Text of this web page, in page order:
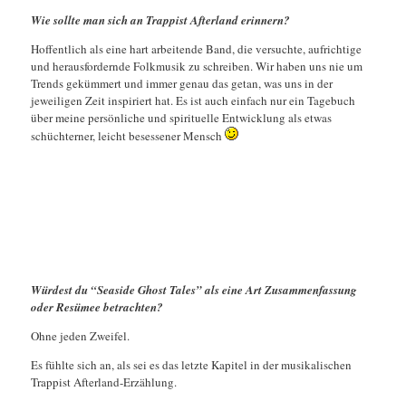
Wie sollte man sich an Trappist Afterland erinnern?
Hoffentlich als eine hart arbeitende Band, die versuchte, aufrichtige
und herausfordernde Folkmusik zu schreiben. Wir haben uns nie um
Trends gekümmert und immer genau das getan, was uns in der
jeweiligen Zeit inspiriert hat. Es ist auch einfach nur ein Tagebuch
über meine persönliche und spirituelle Entwicklung als etwas
schüchterner, leicht besessener Mensch
Würdest du “Seaside Ghost Tales” als eine Art Zusammenfassung
oder Resümee betrachten?
Ohne jeden Zweifel.
Es fühlte sich an, als sei es das letzte Kapitel in der musikalischen
Trappist Afterland-Erzählung.